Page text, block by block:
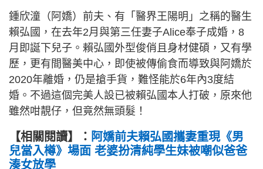
鍾欣潼（阿嬌）前夫、有「醫界王陽明」之稱的醫生
賴弘國，在去年2月與第三任妻子Alice奉子成婚，8
月即誕下兒子。賴弘國外型俊俏且身材健碩，又有學
歷，更有間醫美中心，即使被傳偷食而導致與阿嬌於
2020年離婚，仍是搶手貨，難怪能於6年內3度結
婚。不過這個完美人設已被賴弘國本人打破，原來他
雖然咁靚仔，但竟然無頭髮！
【相關閱讀】： 阿嬌前夫賴弘國攜妻重現《男
兒當入樽》場面 老婆扮清純學生妹被嘲似爸爸
湊女放學